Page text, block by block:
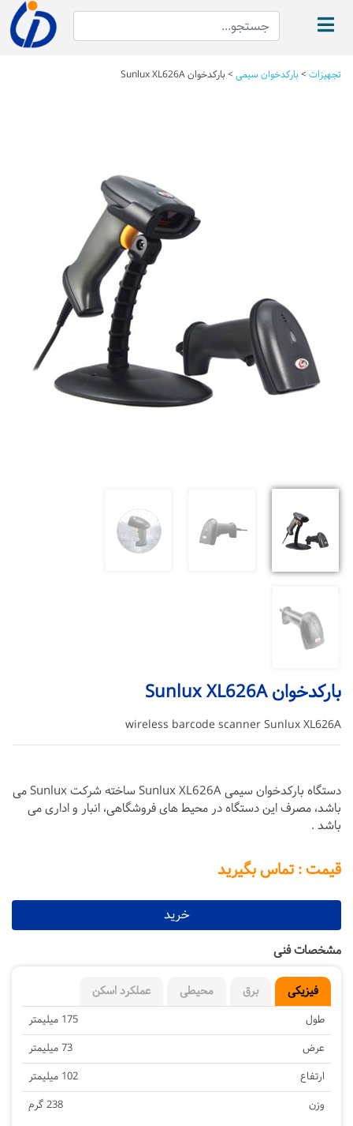
تجهیزات>بارکدخوان سیمی>بارکدخوان Sunlux XL626A
Previous
بارکدخوان Sunlux XL626A
wireless barcode scanner Sunlux XL626A
دستگاه بارکدخوان سیمی Sunlux XL626A ساخته شرکت Sunlux می
باشد، مصرف این دستگاه در محیط های فروشگاهی، انبار و اداری می
باشد .
قیمت : تماس بگیرید
خرید
مشخصات فنی
فیزیکی برق محیطی عملکرد اسکن
طول
175 میلیمتر
عرض
73 میلیمتر
ارتفاع
102 میلیمتر
وزن
238 گرم